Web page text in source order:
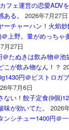
フェ運営の恋愛ADV
る。
2026年7月27日
ーチャーハン！火焰
上野。量がめっちゃ
月27日
＠たぬきは飲み物＠
こが飲み物なん！？
円＠ビストロガ
年7月6日
ない！餃子定食(9個
が効いてた。
2026
ンシチュー1400円＠